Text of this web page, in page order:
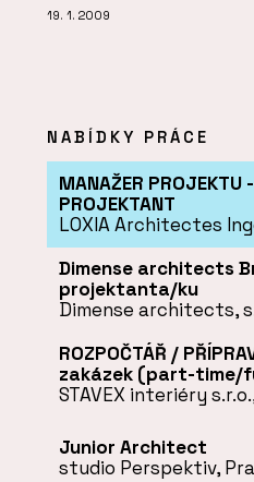
19. 1. 2009
NABÍDKY PRÁCE
MANAŽER PROJEKTU
PROJEKTANT
LOXIA Architectes
Dimense architects
projektanta/ku
Dimense architects,
ROZPOČTÁŘ /
zakázek (part-time/
STAVEX interiéry
Junior Architect
studio Perspektiv,